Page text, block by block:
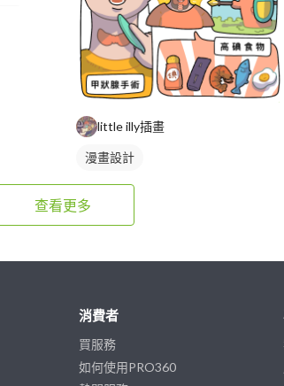
little illy插畫
漫畫設計
查看更多
消費者
買服務
如何使用PRO360